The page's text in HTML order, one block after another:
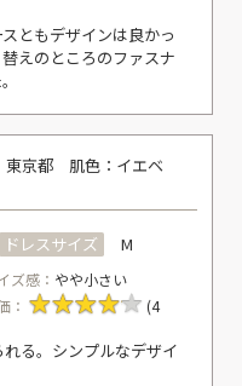
ともデザインは良かっ
えのところのファスナ
東京都 肌色：イエベ
ドレスサイズ M
ズ感： やや小さい
： (4
る。シンプルなデザイ